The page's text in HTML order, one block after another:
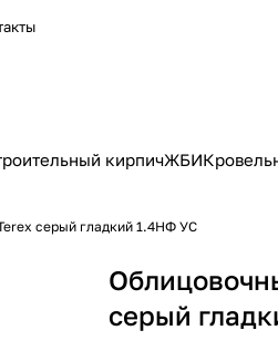
кирпичЖБИ
серый гладкий 1.4НФ УС
серый